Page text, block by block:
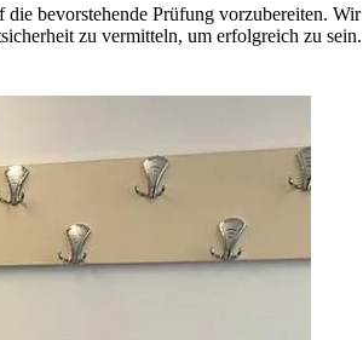
bevorstehende Prüfung vorzubereiten. Wir
zu vermitteln, um erfolgreich zu sein.